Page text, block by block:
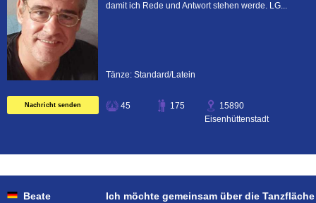
damit ich Rede und Antwort stehen werde. LG...
Tänze: Standard/Latein
Nachricht senden 45 175
15890
Eisenhüttenstadt
Beate
Ich möchte gemeinsam über die Tanzfläche